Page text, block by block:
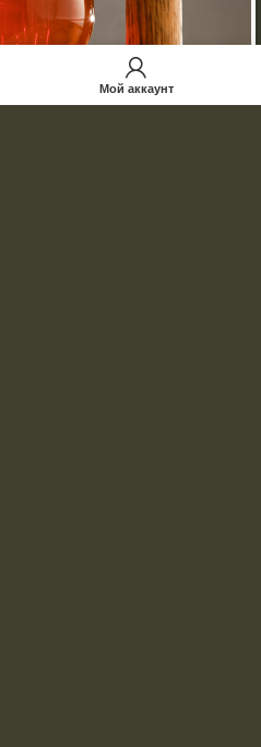
Мой аккаунт